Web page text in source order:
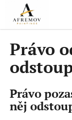
obsah
Právo
Právo
něj
š
Zpět
Zpět
C
o
p
o
t